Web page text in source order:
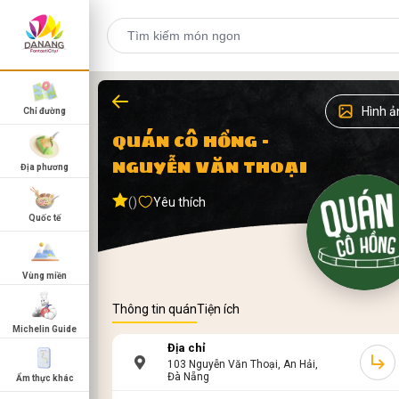
Chỉ đường
Địa phương
Quốc tế
Vùng miền
Michelin Guide
Ẩm thực khác
Hình
QUÁN CÔ HỒNG -
NGUYỄN VĂN THOẠI
() Yêu thích
Thông tin quánTiện ích
Địa chỉ
103 Nguyễn Văn Thoại, An Hải,
Đà Nẵng